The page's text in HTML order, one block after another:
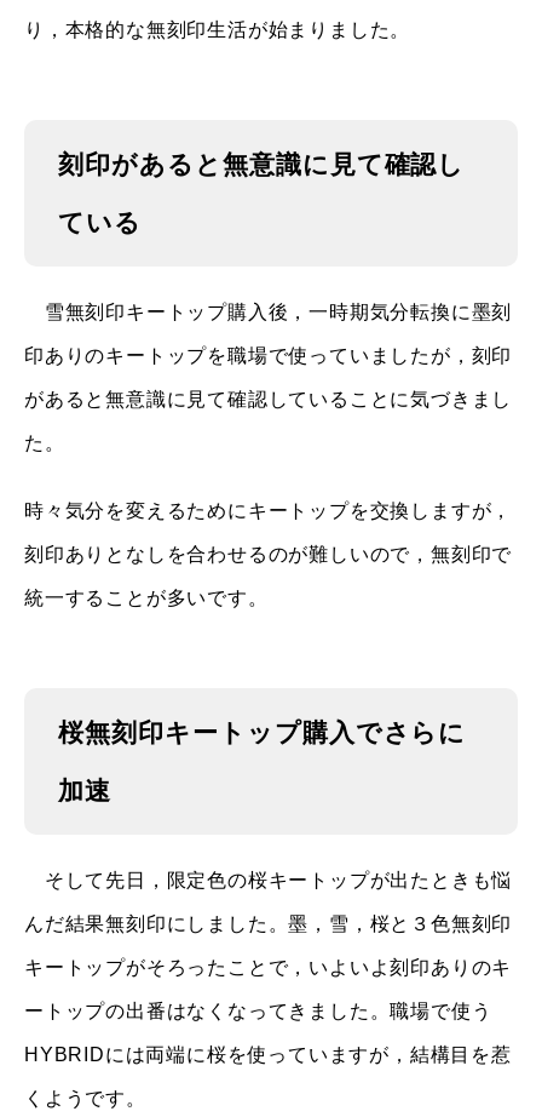
り，本格的な無刻印生活が始まりました。
刻印があると無意識に見て確認し
ている
雪無刻印キートップ購入後，一時期気分転換に墨刻
印ありのキートップを職場で使っていましたが，刻印
があると無意識に見て確認していることに気づきまし
た。
時々気分を変えるためにキートップを交換しますが，
刻印ありとなしを合わせるのが難しいので，無刻印で
統一することが多いです。
桜無刻印キートップ購入でさらに
加速
そして先日，限定色の桜キートップが出たときも悩
んだ結果無刻印にしました。墨，雪，桜と３色無刻印
キートップがそろったことで，いよいよ刻印ありのキ
ートップの出番はなくなってきました。職場で使う
HYBRIDには両端に桜を使っていますが，結構目を惹
くようです。